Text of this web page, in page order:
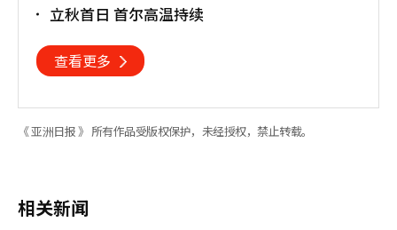
立秋首日 首尔高温持续
查看更多
《 亚洲日报 》 所有作品受版权保护，未经授权，禁止转载。
相关新闻